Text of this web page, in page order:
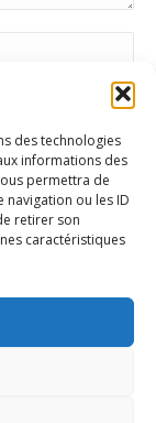
des technologies
informations des
permettra de
ou les ID
retirer son
caractéristiques